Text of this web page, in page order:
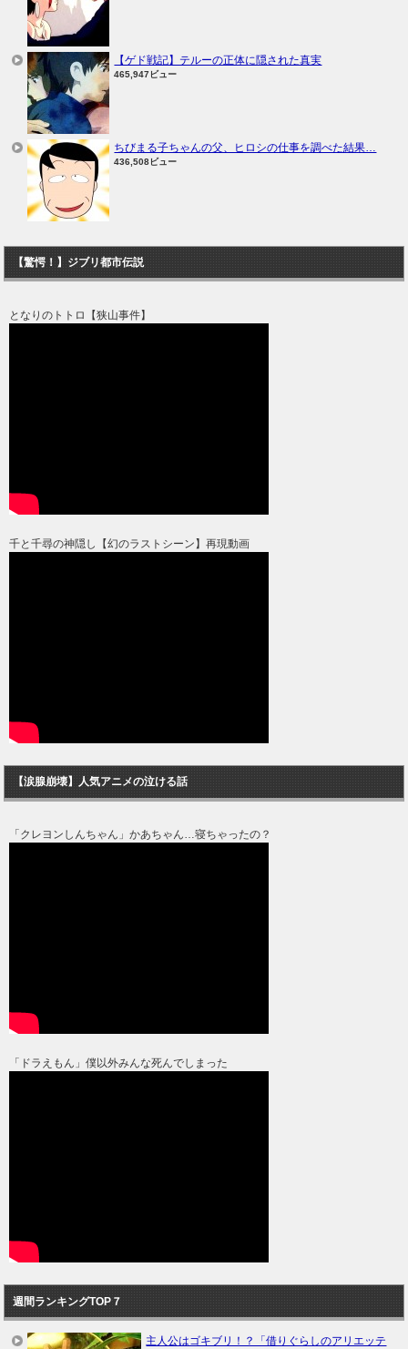
【ゲド戦記】テルーの正体に隠された真実
465,947ビュー
ちびまる子ちゃんの父、ヒロシの仕事を調べた結果…
436,508ビュー
【驚愕！】ジブリ都市伝説
となりのトトロ【狭山事件】
千と千尋の神隠し【幻のラストシーン】再現動画
【涙腺崩壊】人気アニメの泣ける話
「クレヨンしんちゃん」かあちゃん…寝ちゃったの？
「ドラえもん」僕以外みんな死んでしまった
週間ランキングTOP７
主人公はゴキブリ！？「借りぐらしのアリエッテ